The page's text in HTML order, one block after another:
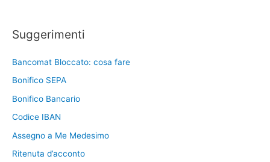
Suggerimenti
Bancomat Bloccato: cosa fare
Bonifico SEPA
Bonifico Bancario
Codice IBAN
Assegno a Me Medesimo
Ritenuta d’acconto